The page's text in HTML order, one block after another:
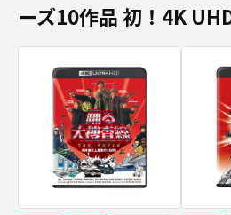
ーズ10作品 初！4K